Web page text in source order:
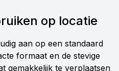
op locatie
aan op een standaard
formaat en de stevige
gemakkelijk te verplaatsen